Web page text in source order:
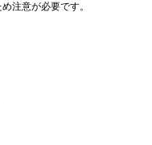
注意が必要です。